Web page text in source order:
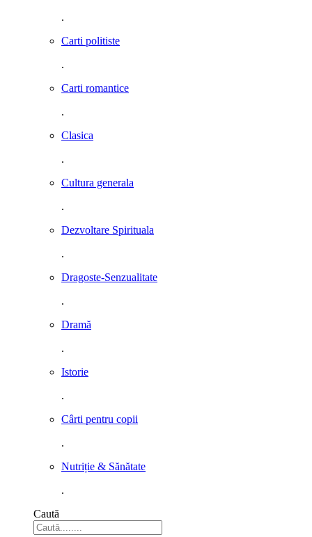
.
Carti politiste
.
Carti romantice
.
Clasica
.
Cultura generala
.
Dezvoltare Spirituala
.
Dragoste-Senzualitate
.
Dramă
.
Istorie
.
Cârti pentru copii
.
Nutriție & Sănătate
.
Caută